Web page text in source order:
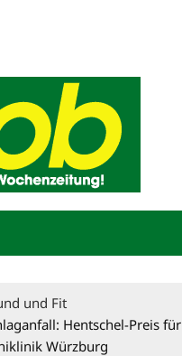
und Fit
Hentschel-Preis für
Würzburg